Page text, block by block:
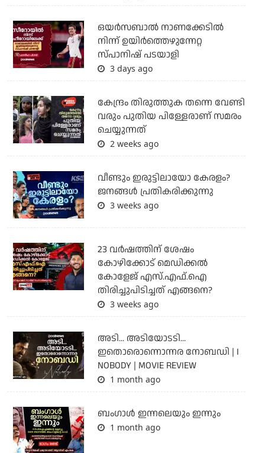
ഒയര്‍സബാൽ നാണക്കേടിൽ
നിന്ന് ഉയിർത്തെഴുന്നേറ്റ
സ്പാനിഷ് പടയാളി
3 days ago
കേന്ദ്രം തിരുത്തുക തന്നെ വേണ്ടി
വരും പുതിയ പിള്ളേരാണ് സമരം
ചെയ്യുന്നത്
2 weeks ago
വീണ്ടും ഇരുട്ടിലായോ കേരളം?
ജനങ്ങൾ പ്രതികരിക്കുന്നു
3 weeks ago
23 വർഷത്തിന് ശേഷം
കോഴിക്കോട് മെഡിക്കൽ
കോളേജ് എസ്.എഫ്.ഐ
തിരിച്ചുപിടിച്ചത് എങ്ങനെ?
3 weeks ago
അടി... അടിയോടടി...
ഇതൊരൊന്നൊന്നര നോബഡി | I
NOBODY | MOVIE REVIEW
1 month ago
ബംഗാള്‍ ഇന്നലെയും ഇന്നും
1 month ago